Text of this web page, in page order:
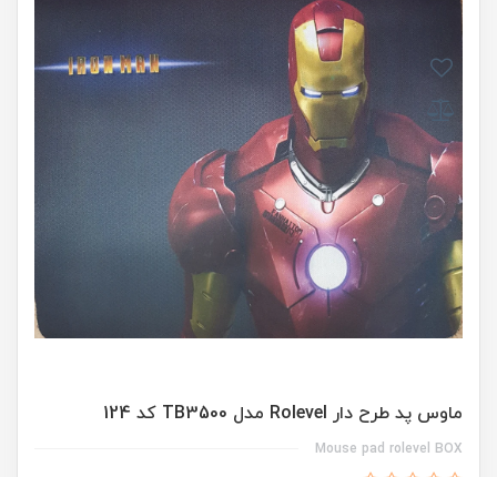
ماوس پد طرح دار Rolevel مدل TB3500 کد 124
Mouse pad rolevel BOX